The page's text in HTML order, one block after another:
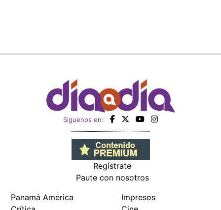
Siguenos en:
Regístrate
Paute con nosotros
Panamá América
Impresos